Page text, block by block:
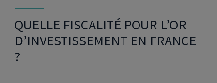
QUELLE FISCALITÉ POUR L’OR
D’INVESTISSEMENT EN FRANCE
?